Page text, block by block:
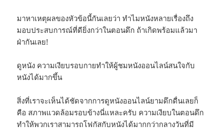
มาหาเหตุผลของหัวข้อนี้กันเลยว่า ทำไมหนังหลายเรื่องถึง
มอบประสบการณ์ที่ดียิ่งกว่าในตอนดึก ถ้าเกิดพร้อมแล้วมา
ฝ่ากันเลย!
ดูหนัง ความเงียบรอบกายทำให้ผู้ชมหนังออนไลน์สนใจกับ
หนังได้มากขึ้น
สิ่งที่เราจะเห็นได้ชัดจากการดูหนังออนไลน์ยามดึกดื่นเลยก็
คือ สภาพแวดล้อมรอบข้างนี่แหละครับ ความเงียบในตอนดึก
ทำให้พวกเราสามารถโฟกัสกับหนังได้มากกว่ากลางวันที่มี